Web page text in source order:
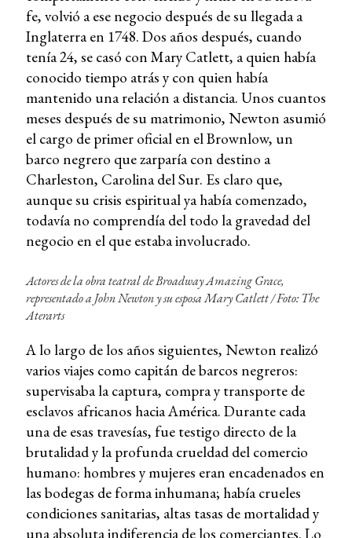
fe, volvió a ese negocio después de su llegada a
Inglaterra en 1748. Dos años después, cuando
tenía 24, se casó con Mary Catlett, a quien había
conocido tiempo atrás y con quien había
mantenido una relación a distancia. Unos cuantos
meses después de su matrimonio, Newton asumió
el cargo de primer oficial en el Brownlow, un
barco negrero que zarparía con destino a
Charleston, Carolina del Sur. Es claro que,
aunque su crisis espiritual ya había comenzado,
todavía no comprendía del todo la gravedad del
negocio en el que estaba involucrado.
Actores de la obra teatral de BroadwayAmazing Grace,
representado a John Newton y su esposa Mary Catlett / Foto: The
Aterarts
A lo largo de los años siguientes, Newton realizó
varios viajes como capitán de barcos negreros:
supervisaba la captura, compra y transporte de
esclavos africanos hacia América. Durante cada
una de esas travesías, fue testigo directo de la
brutalidad y la profunda crueldad del comercio
humano: hombres y mujeres eran encadenados en
las bodegas de forma inhumana; había crueles
condiciones sanitarias, altas tasas de mortalidad y
una absoluta indiferencia de los comerciantes. Lo